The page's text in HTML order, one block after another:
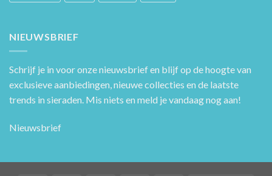
NIEUWSBRIEF
Schrijf je in voor onze nieuwsbrief en blijf op de hoogte van
exclusieve aanbiedingen, nieuwe collecties en de laatste
trends in sieraden. Mis niets en meld je vandaag nog aan!
Nieuwsbrief